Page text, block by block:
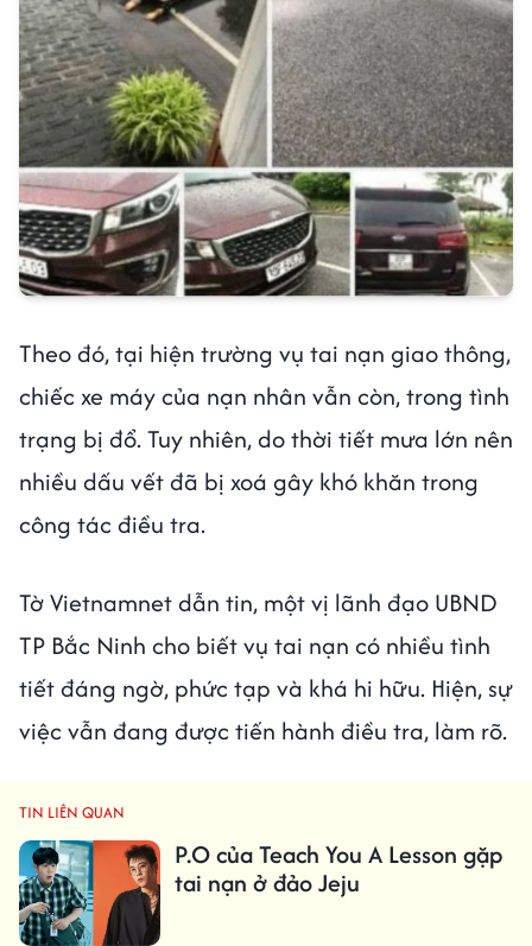
Theo đó, tại hiện trường vụ tai nạn giao thông,
chiếc xe máy của nạn nhân vẫn còn, trong tình
trạng bị đổ. Tuy nhiên, do thời tiết mưa lớn nên
nhiều dấu vết đã bị xoá gây khó khăn trong
công tác điều tra.
Tờ Vietnamnet dẫn tin, một vị lãnh đạo UBND
TP Bắc Ninh cho biết vụ tai nạn có nhiều tình
tiết đáng ngờ, phức tạp và khá hi hữu. Hiện, sự
việc vẫn đang được tiến hành điều tra, làm rõ.
TIN LIÊN QUAN
P.O của Teach You A Lesson gặp
tai nạn ở đảo Jeju